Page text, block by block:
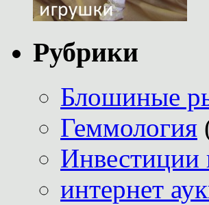
Рубрики
Блошиные
Геммология
Инвестиции
интернет